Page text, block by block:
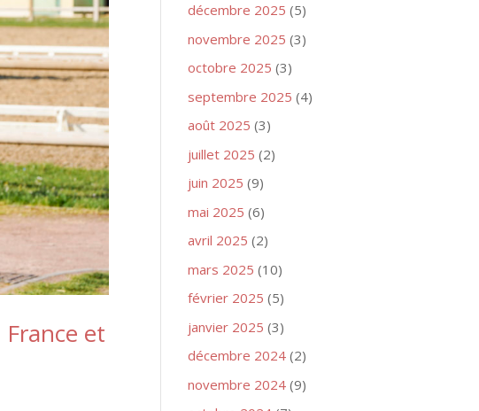
et
décembre 2025 (5)
novembre 2025 (3)
octobre 2025 (3)
septembre 2025 (4)
août 2025 (3)
juillet 2025 (2)
juin 2025 (9)
mai 2025 (6)
avril 2025 (2)
mars 2025 (10)
février 2025 (5)
janvier 2025 (3)
décembre 2024 (2)
novembre 2024 (9)